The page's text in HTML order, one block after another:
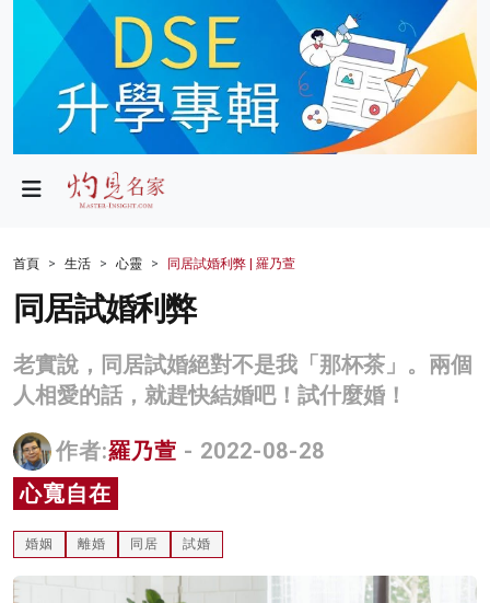
政局
財經
生活
商業
科技
影片
首頁 生活 心靈 同居試婚利弊 | 羅乃萱
同居試婚利弊
老實說，同居試婚絕對不是我「那杯茶」。兩個
人相愛的話，就趕快結婚吧！試什麼婚！
作者:羅乃萱 - 2022-08-28
心寬自在
婚姻 離婚 同居 試婚